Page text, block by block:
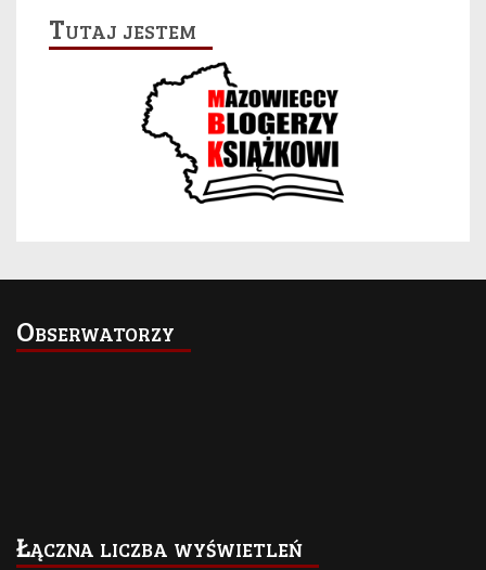
Tutaj jestem
Obserwatorzy
Łączna liczba wyświetleń